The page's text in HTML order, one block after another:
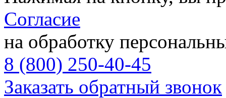
Согласие
на обработку
8 (800) 250-40-45
Заказать обратный звонок